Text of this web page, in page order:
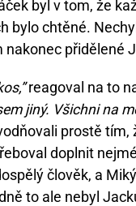
byl v tom, že
bylo chtěné.
nakonec přidělené
reagoval na to
jiný. Všichni na
prostě tím,
doplnit
člověk, a
to ale nebyl